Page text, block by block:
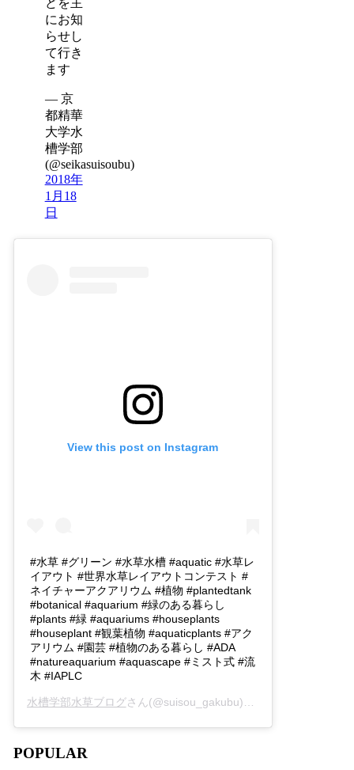
どを主
にお知
らせし
て行き
ます
— 京
都精華
大学水
槽学部
(@seikasuisoubu)
2018年
1月18
日
View this post on Instagram
#水草 #グリーン #水草水槽 #aquatic #水草レ
イアウト #世界水草レイアウトコンテスト #
ネイチャーアクアリウム #植物 #plantedtank
#botanical #aquarium #緑のある暮らし
#plants #緑 #aquariums #houseplants
#houseplant #観葉植物 #aquaticplants #アク
アリウム #園芸 #植物のある暮らし #ADA
#natureaquarium #aquascape #ミスト式 #流
木 #IAPLC
水槽学部水草ブログさん(@suisou_gakubu)がシェアした投稿 -
POPULAR